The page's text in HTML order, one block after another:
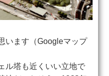
います（Googleマップ
ル塔も近くいい立地で